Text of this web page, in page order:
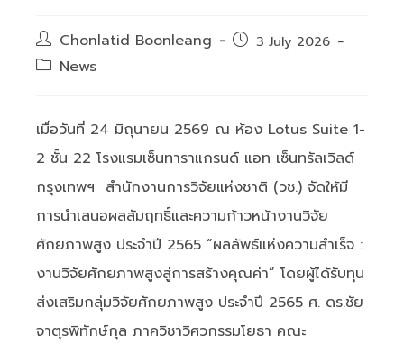
Post
author:
Chonlatid Boonleang
Post3 July 2026
PostNews
เมื่อวันที่ 24 มิถุนายน 2569 ณ ห้อง Lotus Suite 1-
2 ชั้น 22 โรงแรมเซ็นทาราแกรนด์ แอท เซ็นทรัลเวิลด์
กรุงเทพฯ สำนักงานการวิจัยแห่งชาติ (วช.) จัดให้มี
การนำเสนอผลสัมฤทธิ์และความก้าวหน้างานวิจัย
ศักยภาพสูง ประจำปี 2565 “ผลลัพธ์แห่งความสำเร็จ :
งานวิจัยศักยภาพสูงสู่การสร้างคุณค่า” โดยผู้ได้รับทุน
ส่งเสริมกลุ่มวิจัยศักยภาพสูง ประจำปี 2565 ศ. ดร.ชัย
จาตุรพิทักษ์กุล ภาควิชาวิศวกรรมโยธา คณะ